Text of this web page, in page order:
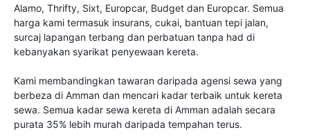
Alamo, Thrifty, Sixt, Europcar, Budget dan Europcar. Semua
harga kami termasuk insurans, cukai, bantuan tepi jalan,
surcaj lapangan terbang dan perbatuan tanpa had di
kebanyakan syarikat penyewaan kereta.
Kami membandingkan tawaran daripada agensi sewa yang
berbeza di Amman dan mencari kadar terbaik untuk kereta
sewa. Semua kadar sewa kereta di Amman adalah secara
purata 35% lebih murah daripada tempahan terus.